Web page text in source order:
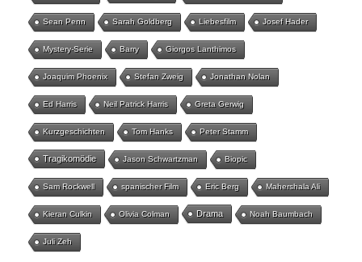
Sean Penn Sarah Goldberg Liebesfilm Josef Hader
Mystery-Serie Barry Giorgos Lanthimos
Joaquim Phoenix Stefan Zweig Jonathan Nolan
Ed Harris Neil Patrick Harris Greta Gerwig
Kurzgeschichten Tom Hanks Peter Stamm
Tragikomödie Jason Schwartzman Biopic
Sam Rockwell spanischer Film Eric Berg Mahershala Ali
Kieran Culkin Olivia Colman Drama Noah Baumbach
Juli Zeh